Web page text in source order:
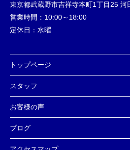
東京都武蔵野市吉祥寺本町1丁目25 河
営業時間： 10:00～18:00
定休日： 水曜
トップページ
スタッフ
お客様の声
ブログ